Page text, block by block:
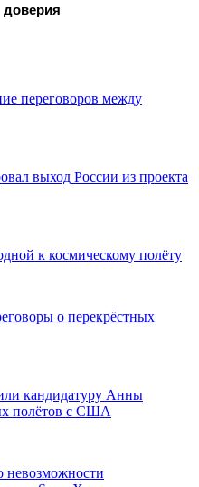
доверия
переговоров между
выход России из проекта
к космическому полёту
о перекрёстных
кандидатуру Анны
полётов с США
невозможности